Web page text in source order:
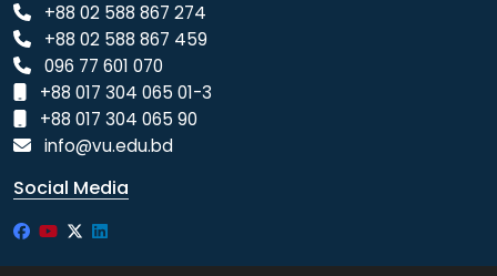
+88 02 588 867 274
+88 02 588 867 459
096 77 601 070
+88 017 304 065 01-3
+88 017 304 065 90
info@vu.edu.bd
Social Media